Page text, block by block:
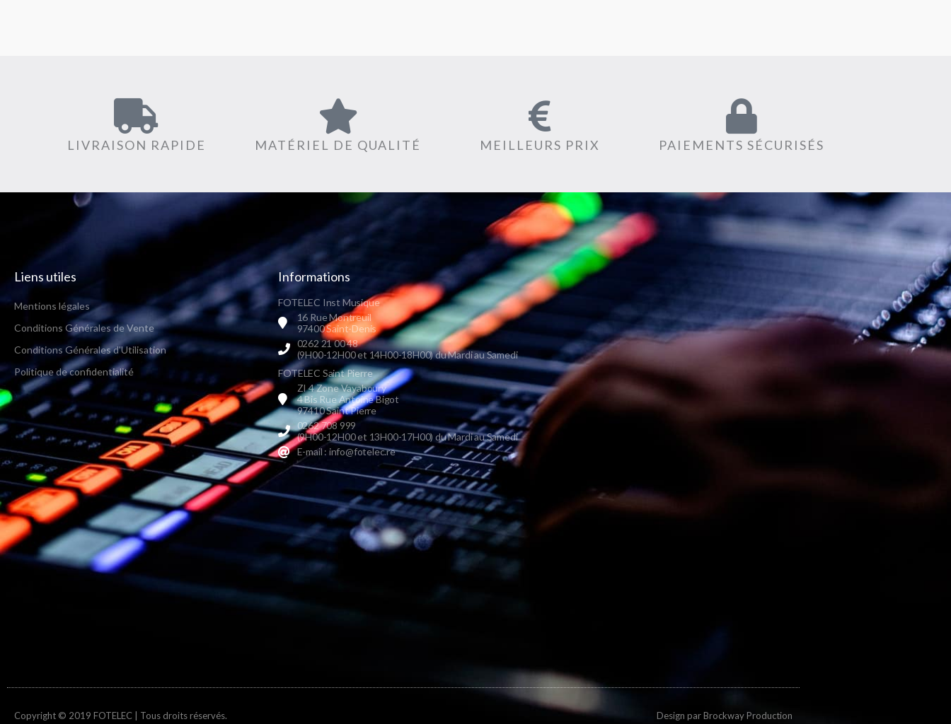
LIVRAISON RAPIDE MATÉRIEL DE QUALITÉ MEILLEURS PRIX PAIEMENTS SÉCURISÉS
Liens utiles
Mentions légales
Conditions Générales de Vente
Conditions Générales d'Utilisation
Politique de confidentialité
Informations
FOTELEC Inst Musique
16 Rue Montreuil
97400 Saint-Denis
0262 21 00 48
(9H00-12H00 et 14H00-18H00) du Mardi au Samedi
FOTELEC Saint Pierre
ZI 4 Zone Vayaboury
4 Bis Rue Antoine Bigot
97410 Saint Pierre
0262 708 999
(9H00-12H00 et 13H00-17H00) du Mardi au Samedi
E-mail : info@fotelec.re
Copyright © 2019 FOTELEC | Tous droits réservés. Design parBrockway Production